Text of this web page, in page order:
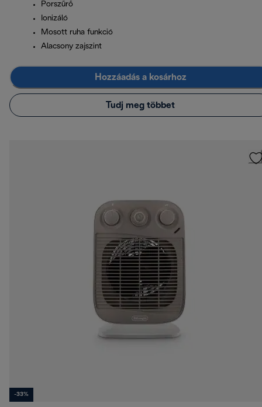
Porszűrő
Ionizáló
Mosott ruha funkció
Alacsony zajszint
Hozzáadás a kosárhoz
Tudj meg többet
-33%